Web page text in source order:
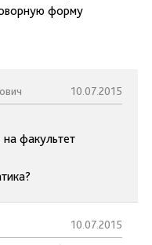
форму
10.07.2015
факультет
10.07.2015